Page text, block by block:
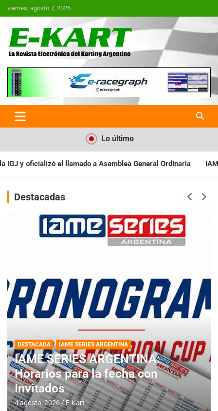
Saltar
al
viernes, agosto 7, 2026
E-Kart.com.ar | La Revista
Electrónica del Karting en
Argentina
Lo último
General Ordinaria IAME SERIES ARGENTINA:
Destacadas
DESTACADA IAME SERIES ARGENTINA
IAME SERIES ARGENTINA:
Horarios para la fecha con
Invitados
4 agosto, 2026 E-Kart